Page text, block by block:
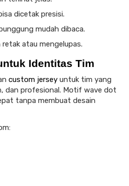
dicetak presisi.
mudah dibaca.
atau mengelupas.
Identitas Tim
custom jersey untuk tim yang
dan profesional. Motif wave dot
tanpa membuat desain